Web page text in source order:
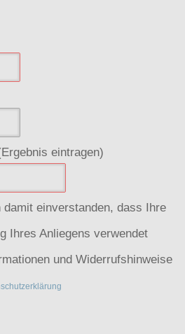
eintragen)
einverstanden, dass Ihre
Ihres Anliegens verwendet
und Widerrufshinweise